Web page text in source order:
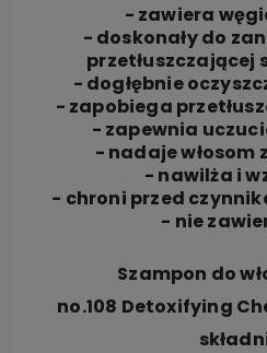
- zawiera
- doskonały do
przetłuszczającej
- dogłębnie
- zapobiega
- zapewnia
- nadaje włosom
- nawilża i
- chroni przed
- nie
Szampon do
no.108 Detoxifying